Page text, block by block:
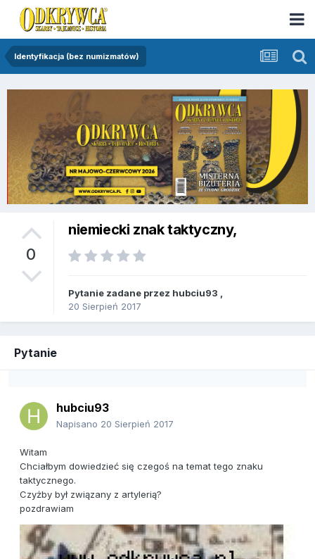
Identyfikacja (bez numizmatów)
0
niemiecki znak taktyczny,
Pytanie zadane przez hubciu93
20 Sierpień 2017
Pytanie
hubciu93
Napisano 20 Sierpień 2017
Witam
Chciałbym dowiedzieć się czegoś na temat tego znaku
taktycznego.
Czyżby był związany z artylerią?
pozdrawiam